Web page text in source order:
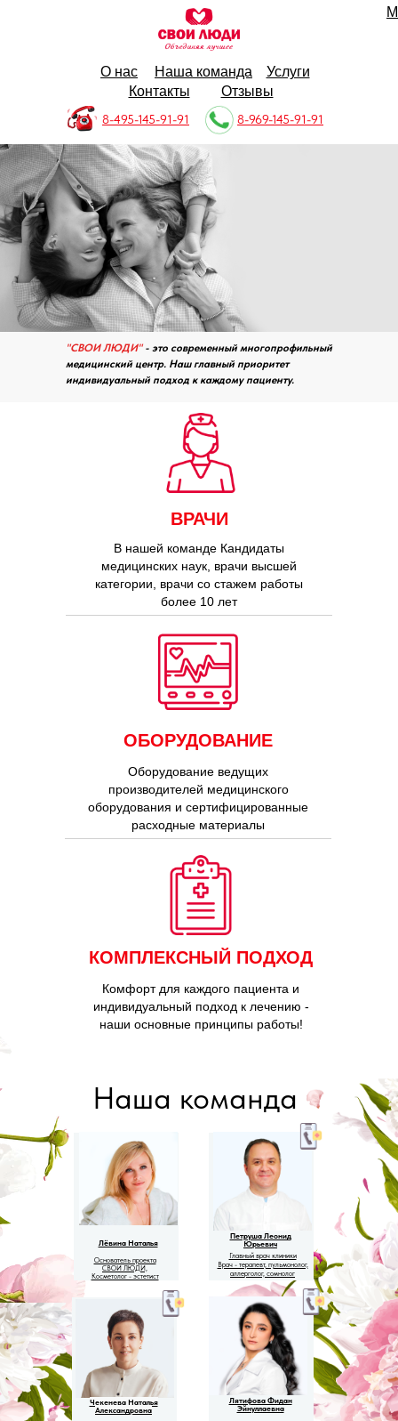
О нас Услуги
Наша команда
8-969-145-91-91
8-495-145-91-91
Контакты Отзывы
"СВОИ ЛЮДИ"- это современный многопрофильный
медицинский центр. Наш главный приоритет
индивидуальный подход к каждому пациенту.
В нашей команде Кандидаты
медицинских наук, врачи высшей
категории, врачи со стажем работы
более 10 лет
Оборудование ведущих
производителей медицинского
оборудования и сертифицированные
расходные материалы
Комфорт для каждого пациента и
индивидуальный подход к лечению -
наши основные принципы работы!
ВРАЧИ
ОБОРУДОВАНИЕ
КОМПЛЕКСНЫЙ ПОДХОД
Наша команда
Лятифова Фидан
Эйнуллаевна
Чекенева Наталья
Александровна
Лёвина Наталья
Основатель проекта
СВОИ ЛЮДИ,
Косметолог - эстетист
Петруша Леонид
Юрьевич
Главный врач клиники
Врач - терапевт, пульмонолог,
аллерголог, сомнолог